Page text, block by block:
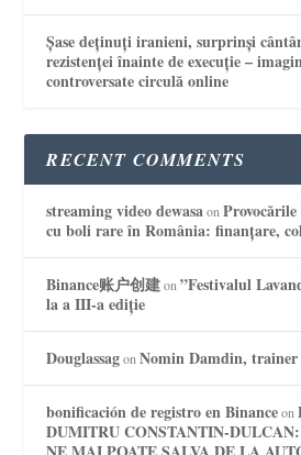
Șase deținuți iranieni, surprinși
rezistenței înainte de execuție –
controversate circulă online
RECENT COMMENTS
streaming video dewasaon
cu boli rare în România: finanțare,
Binance账户创建on”Festivalul
la a III-a ediție
DouglassagonNomin Damdin, trainer
bonificación de registro en Binanceon
DUMITRU CONSTANTIN-